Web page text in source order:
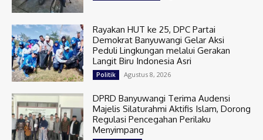
Rayakan HUT ke 25, DPC Partai
Demokrat Banyuwangi Gelar Aksi
Peduli Lingkungan melalui Gerakan
Langit Biru Indonesia Asri
Politik Agustus 8, 2026
DPRD Banyuwangi Terima Audensi
Majelis Silaturahmi Aktifis Islam, Dorong
Regulasi Pencegahan Perilaku
Menyimpang